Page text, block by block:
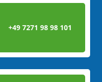
+49 7271 98 98 101